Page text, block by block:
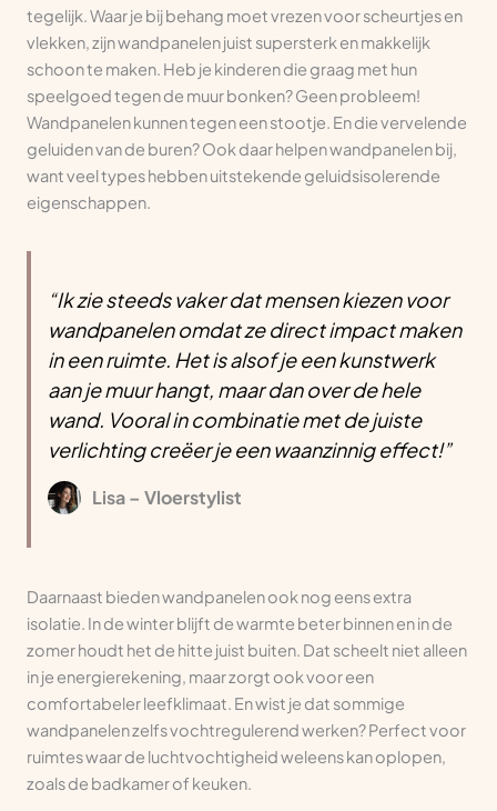
tegelijk. Waar je bij behang moet vrezen voor scheurtjes en
vlekken, zijn wandpanelen juist supersterk en makkelijk
schoon te maken. Heb je kinderen die graag met hun
speelgoed tegen de muur bonken? Geen probleem!
Wandpanelen kunnen tegen een stootje. En die vervelende
geluiden van de buren? Ook daar helpen wandpanelen bij,
want veel types hebben uitstekende geluidsisolerende
eigenschappen.
“Ik zie steeds vaker dat mensen kiezen voor
wandpanelen omdat ze direct impact maken
in een ruimte. Het is alsof je een kunstwerk
aan je muur hangt, maar dan over de hele
wand. Vooral in combinatie met de juiste
verlichting creëer je een waanzinnig effect!”
Lisa – Vloerstylist
Daarnaast bieden wandpanelen ook nog eens extra
isolatie. In de winter blijft de warmte beter binnen en in de
zomer houdt het de hitte juist buiten. Dat scheelt niet alleen
in je energierekening, maar zorgt ook voor een
comfortabeler leefklimaat. En wist je dat sommige
wandpanelen zelfs vochtregulerend werken? Perfect voor
ruimtes waar de luchtvochtigheid weleens kan oplopen,
zoals de badkamer of keuken.